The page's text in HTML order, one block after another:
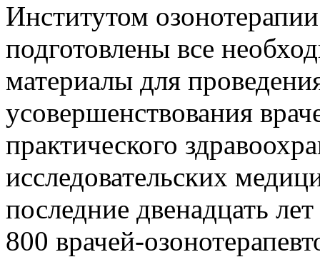
Институтом
подготовлены все
материалы для
усовершенствования
практического
исследовательских
последние двенадцать
800 врачей-